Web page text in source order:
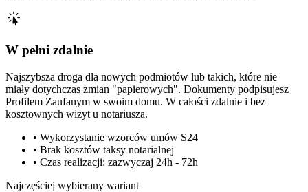
W pełni zdalnie
Najszybsza droga dla nowych podmiotów lub takich, które nie
miały dotychczas zmian "papierowych". Dokumenty podpisujesz
Profilem Zaufanym w swoim domu. W całości zdalnie i bez
kosztownych wizyt u notariusza.
• Wykorzystanie wzorców umów S24
• Brak kosztów taksy notarialnej
• Czas realizacji: zazwyczaj 24h - 72h
Najczęściej wybierany wariant